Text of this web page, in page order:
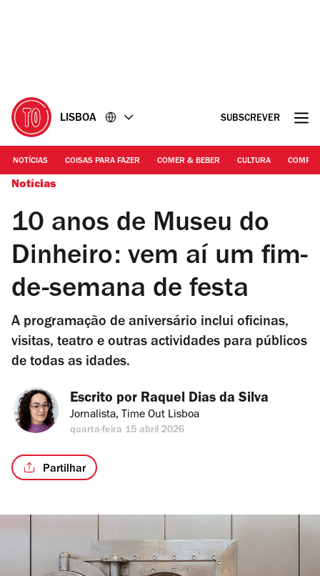
LISBOA SUBSCREVER
NOTÍCIAS COISAS PARA FAZER COMER & BEBER CULTURA
Notícias
10 anos de Museu do
Dinheiro: vem aí um fim-
de-semana de festa
A programação de aniversário inclui oficinas,
visitas, teatro e outras actividades para públicos
de todas as idades.
Escrito por Raquel Dias da Silva
Jornalista, Time Out Lisboa
quarta-feira 15 abril 2026
Partilhar